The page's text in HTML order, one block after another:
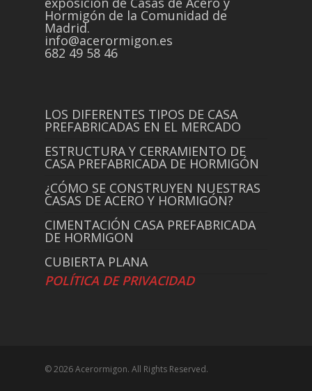
Hormigón de la Comunidad de
Madrid.
info@acerormigon.es
682 49 58 46
LOS DIFERENTES TIPOS DE CASA
PREFABRICADAS EN EL MERCADO
ESTRUCTURA Y CERRAMIENTO DE
CASA PREFABRICADA DE HORMIGÓN
¿CÓMO SE CONSTRUYEN NUESTRAS
CASAS DE ACERO Y HORMIGÓN?
CIMENTACIÓN CASA PREFABRICADA
DE HORMIGON
CUBIERTA PLANA
POLÍTICA DE PRIVACIDAD
© 2026 Acerormigon. All Rights Reserved.